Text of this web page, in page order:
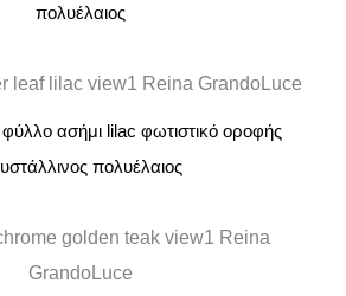
πολυέλαιος
ασήμι lilac φωτιστικό οροφής
πολυέλαιος